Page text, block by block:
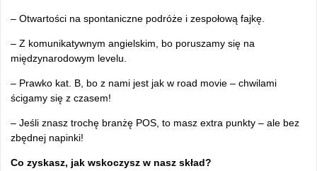
– Otwartości na spontaniczne podróże i zespołową fajkę.
– Z komunikatywnym angielskim, bo poruszamy się na
międzynarodowym levelu.
– Prawko kat. B, bo z nami jest jak w road movie – chwilami
ścigamy się z czasem!
– Jeśli znasz trochę branżę POS, to masz extra punkty – ale bez
zbędnej napinki!
Co zyskasz, jak wskoczysz w nasz skład?